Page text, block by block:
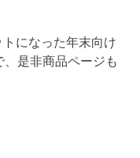
になった年末向け
是非商品ページも